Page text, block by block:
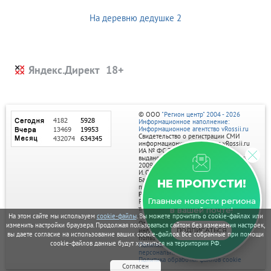
На этом сайте мы используем cookie-файлы. Вы можете прочитать о cookie-файлах или
изменить настройки браузера. Продолжая пользоваться сайтом без изменения настроек,
вы даете согласие на использование ваших cookie-файлов. Все собранные при помощи
cookie-файлов данные будут храниться на территории РФ.
Согласен
На деревню дедушке 2
Яндекс.Директ
НЕ ПРОПУСТИ!
Главные новости региона
в вашей почте!
ПОДПИСАТЬСЯ
© ООО "Регион центр" 2004 - 2026
Информационное наполнение:
Информационное агентство vRossii.ru
Свидетельство о регистрации СМИ
информационного агентства vRossii.ru
ИА № ФС 77‑35502
выдано РОСКОМНАДЗОРом 04 марта
2009г.
И. О. Главного редактора Нарыков А. Н.
Баннеры на портале размещаются на
правах рекламы.
Реклама на портале:
Рекламное агентство "Умный маркетинг"
тел. 7-910-267-70-40,
email: umnyy.marketing@yandex.ru
Отдельные публикации могут содержать
информацию, не предназначенную для
пользователей до 18 лет.
Политика в отношении обработки
персональных данных
Политика обработки файлов cookie